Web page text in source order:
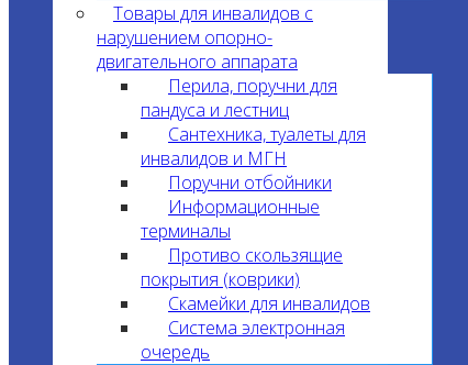
Товары для инвалидов с
нарушением опорно-
двигательного аппарата
Перила, поручни для
пандуса и лестниц
Сантехника, туалеты для
инвалидов и МГН
Поручни отбойники
Информационные
терминалы
Противо скользящие
покрытия (коврики)
Скамейки для инвалидов
Система электронная
очередь